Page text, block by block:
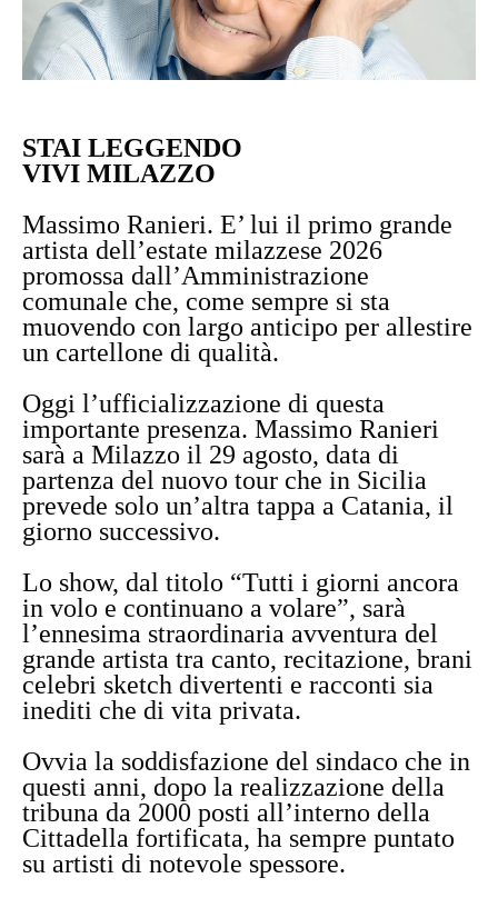
STAI LEGGENDO
VIVI MILAZZO
Massimo Ranieri. E’ lui il primo grande
artista dell’estate milazzese 2026
promossa dall’Amministrazione
comunale che, come sempre si sta
muovendo con largo anticipo per allestire
un cartellone di qualità.
Oggi l’ufficializzazione di questa
importante presenza. Massimo Ranieri
sarà a Milazzo il 29 agosto, data di
partenza del nuovo tour che in Sicilia
prevede solo un’altra tappa a Catania, il
giorno successivo.
Lo show, dal titolo “Tutti i giorni ancora
in volo e continuano a volare”, sarà
l’ennesima straordinaria avventura del
grande artista tra canto, recitazione, brani
celebri sketch divertenti e racconti sia
inediti che di vita privata.
Ovvia la soddisfazione del sindaco che in
questi anni, dopo la realizzazione della
tribuna da 2000 posti all’interno della
Cittadella fortificata, ha sempre puntato
su artisti di notevole spessore.